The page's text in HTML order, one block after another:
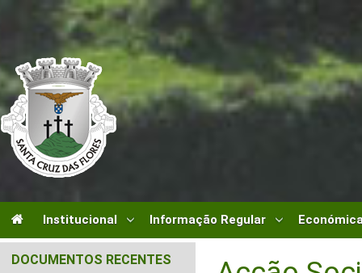
Institucional Informação Regular
DOCUMENTOS RECENTES